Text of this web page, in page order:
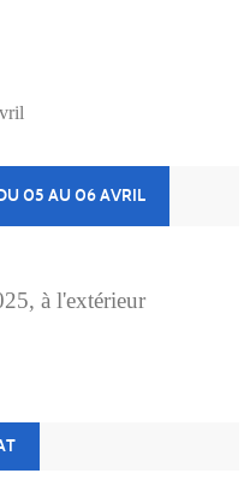
05 AU 06 AVRIL
, à l'extérieur